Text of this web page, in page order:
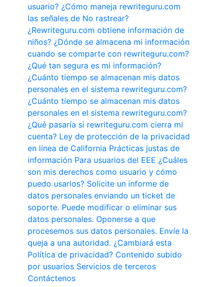
usuario? ¿Cómo maneja rewriteguru.com
las señales de No rastrear?
¿Rewriteguru.com obtiene información de
niños? ¿Dónde se almacena mi información
cuando se comparte con rewriteguru.com?
¿Qué tan segura es mi información?
¿Cuánto tiempo se almacenan mis datos
personales en el sistema rewriteguru.com?
¿Cuánto tiempo se almacenan mis datos
personales en el sistema rewriteguru.com?
¿Qué pasaría si rewriteguru.com cierra mi
cuenta? Ley de protección de la privacidad
en línea de California Prácticas justas de
información Para usuarios del EEE ¿Cuáles
son mis derechos como usuario y cómo
puedo usarlos? Solicite un informe de
datos personales enviando un ticket de
soporte. Puede modificar o eliminar sus
datos personales. Oponerse a que
procesemos sus datos personales. Envíe la
queja a una autoridad. ¿Cambiará esta
Política de privacidad? Contenido subido
por usuarios Servicios de terceros
Contáctenos